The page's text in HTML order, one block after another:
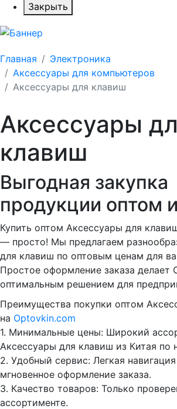
Закрыть
Главная
Электроника
Аксессуары для компьютеров
Аксессуары для клавиш
Аксессуары
клавиш
Выгодная закупка
продукции оптом
Купить оптом Аксессуары для
— просто! Мы предлагаем
для клавиш по оптовым ценам для
Простое оформление заказа делает
оптимальным решением для
Преимущества покупки оптом
на Optovkin.com
1.⁠ ⁠Минимальные цены: Широкий
Аксессуары для клавиш из Китая по
2.⁠ ⁠Удобный сервис: Легкая
мгновенное оформление заказа.
3.⁠ ⁠Качество товаров: Только
ассортименте.